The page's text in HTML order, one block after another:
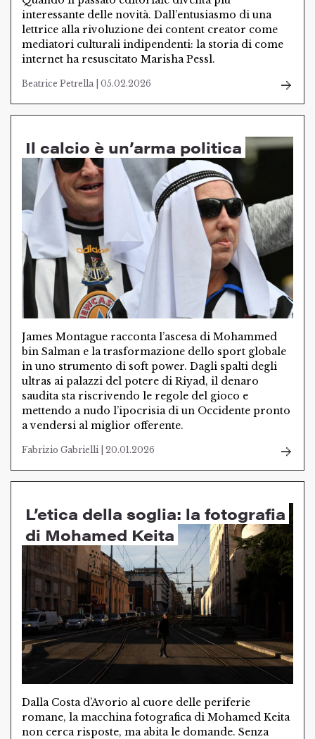
interessante delle novità. Dall’entusiasmo di una
lettrice alla rivoluzione dei content creator come
mediatori culturali indipendenti: la storia di come
internet ha resuscitato Marisha Pessl.
Beatrice Petrella | 05.02.2026
Il calcio è un’arma politica
James Montague racconta l’ascesa di Mohammed
bin Salman e la trasformazione dello sport globale
in uno strumento di soft power. Dagli spalti degli
ultras ai palazzi del potere di Riyad, il denaro
saudita sta riscrivendo le regole del gioco e
mettendo a nudo l’ipocrisia di un Occidente pronto
a vendersi al miglior offerente.
Fabrizio Gabrielli | 20.01.2026
L’etica della soglia: la fotografia
di Mohamed Keita
Dalla Costa d’Avorio al cuore delle periferie
romane, la macchina fotografica di Mohamed Keita
non cerca risposte, ma abita le domande. Senza